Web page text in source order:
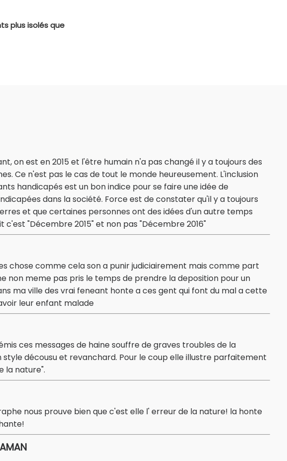
plus isolés que
on est en 2015 et l'être humain n'a pas changé il y a toujours des
Ce n'est pas le cas de tout le monde heureusement. L'inclusion
handicapés est un bon indice pour se faire une idée de
dans la société. Force est de constater qu'il y a toujours
et que certaines personnes ont des idées d'un autre temps
"Décembre 2015" et non pas "Décembre 2016"
chose comme cela son a punir judiciairement mais comme part
non meme pas pris le temps de prendre la deposition pour un
ma ville des vrai feneant honte a ces gent qui font du mal a cette
leur enfant malade
ces messages de haine souffre de graves troubles de la
style décousu et revanchard. Pour le coup elle illustre parfaitement
la nature".
nous prouve bien que c'est elle l' erreur de la nature! la honte